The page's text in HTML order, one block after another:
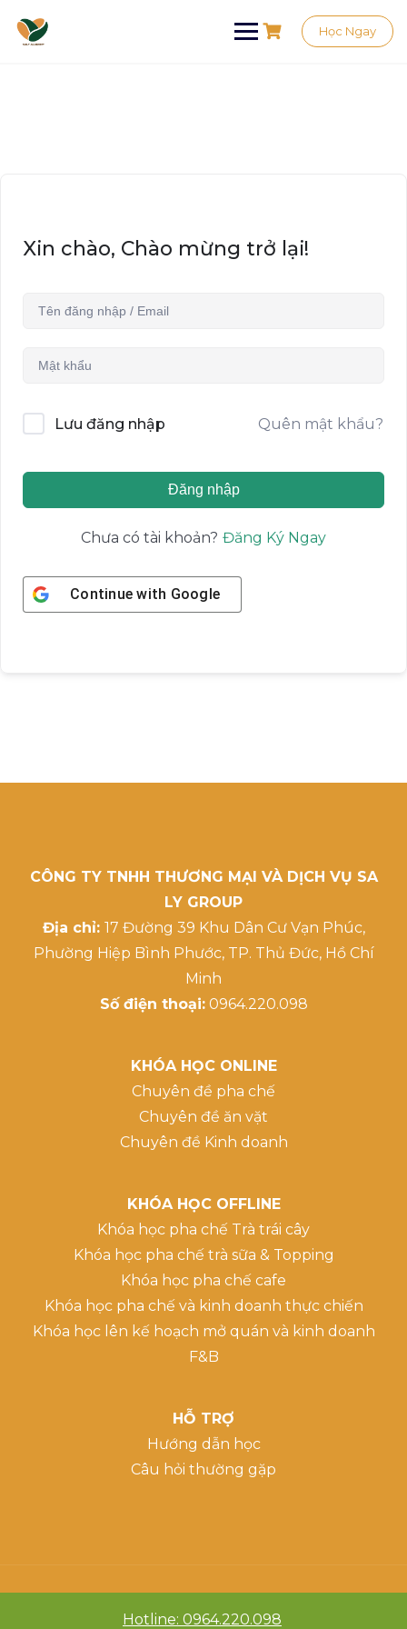
Học Ngay
Xin chào, Chào mừng trở lại!
Lưu đăng nhập Quên mật khẩu?
Đăng nhập
Chưa có tài khoản? Đăng Ký Ngay
Continue with Google
CÔNG TY TNHH THƯƠNG MẠI VÀ DỊCH VỤ SA
LY GROUP
Địa chỉ: 17 Đường 39 Khu Dân Cư Vạn Phúc,
Phường Hiệp Bình Phước, TP. Thủ Đức, Hồ Chí
Minh
Số điện thoại:0964.220.098
KHÓA HỌC ONLINE
Chuyên đề pha chế
Chuyên đề ăn vặt
Chuyên đề Kinh doanh
KHÓA HỌC OFFLINE
Khóa học pha chế Trà trái cây
Khóa học pha chế trà sữa & Topping
Khóa học pha chế cafe
Khóa học pha chế và kinh doanh thực chiến
Khóa học lên kế hoạch mở quán và kinh doanh
F&B
HỖ TRỢ
Hướng dẫn học
Câu hỏi thường gặp
Hotline: 0964.220.098